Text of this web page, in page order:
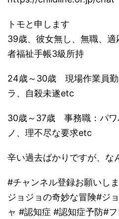
トモと申します
39歳、彼女無し、無職、
者福祉手帳3級所持
24歳～30歳 現場作業員勤
ラ、自殺未遂etc
30歳～37歳 事務職：パワ
ノ、理不尽な要求etc
辛い過去ばかりですが、な
#チャンネル登録お願いし
ジョジョの奇妙な冒険#ジ
ャ #認知症 #認知症予防#